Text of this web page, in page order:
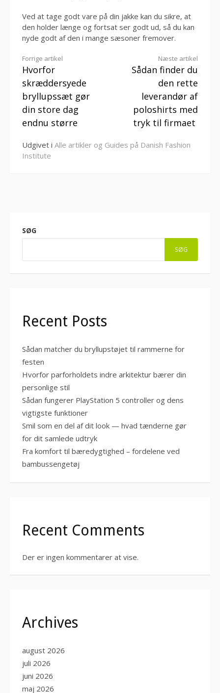
Ved at tage godt vare på din jakke kan du sikre, at
den holder længe og fortsat ser godt ud, så du kan
nyde godt af den i mange sæsoner fremover.
Læs
videre
Forrige artikel
Hvorfor
skræddersyede
bryllupssæt gør
din store dag
endnu større
Næste artikel
Sådan finder du
den rette
leverandør af
poloshirts med
tryk til firmaet
Udgivet i Alle artikler og Guides på Danish Fashion
Institute
SØG
SØG
Recent Posts
Sådan matcher du bryllupstøjet til rammerne for
festen
Hvorfor parforholdets indre arkitektur bærer din
personlige stil
Sådan fungerer PlayStation 5 controller og dens
vigtigste funktioner
Smil som en del af dit look — hvad tænderne gør
for dit samlede udtryk
Fra komfort til bæredygtighed – fordelene ved
bambussengetøj
Recent Comments
Der er ingen kommentarer at vise.
Archives
august 2026
juli 2026
juni 2026
maj 2026